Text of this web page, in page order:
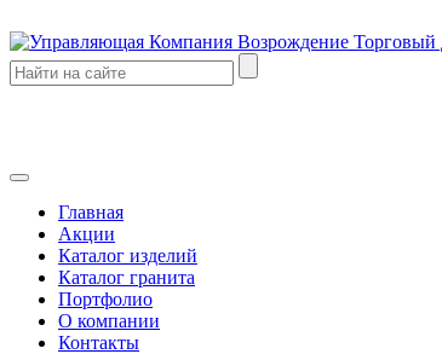
Главная
Акции
Каталог изделий
Каталог гранита
Портфолио
О компании
Контакты